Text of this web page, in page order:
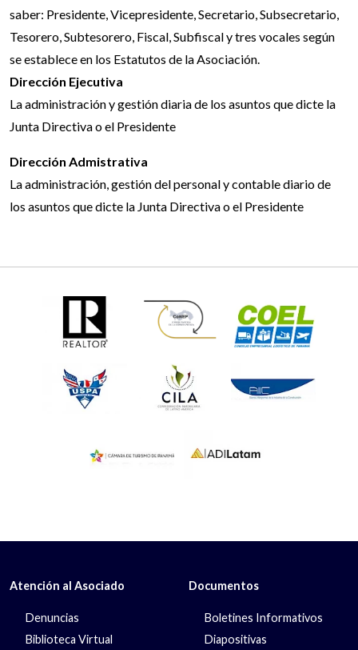
saber: Presidente, Vicepresidente, Secretario, Subsecretario,
Tesorero, Subtesorero, Fiscal, Subfiscal y tres vocales según
se establece en los Estatutos de la Asociación.
Dirección Ejecutiva
La administración y gestión diaria de los asuntos que dicte la
Junta Directiva o el Presidente
Dirección Admistrativa
La administración, gestión del personal y contable diario de
los asuntos que dicte la Junta Directiva o el Presidente
Atención al Asociado
Denuncias
Biblioteca Virtual
Documentos
Boletines Informativos
Diapositivas